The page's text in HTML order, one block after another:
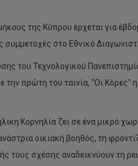
της Κύπρου έρχεται για
στο Εθνικό
του Τεχνολογικού
πρώτη του ταινία, "Οι Κόρες"
Κορνηλία ζει σε ένα μικρό
οικιακή βοηθός, τη
τους σχέσης αναδεικνύουν τη